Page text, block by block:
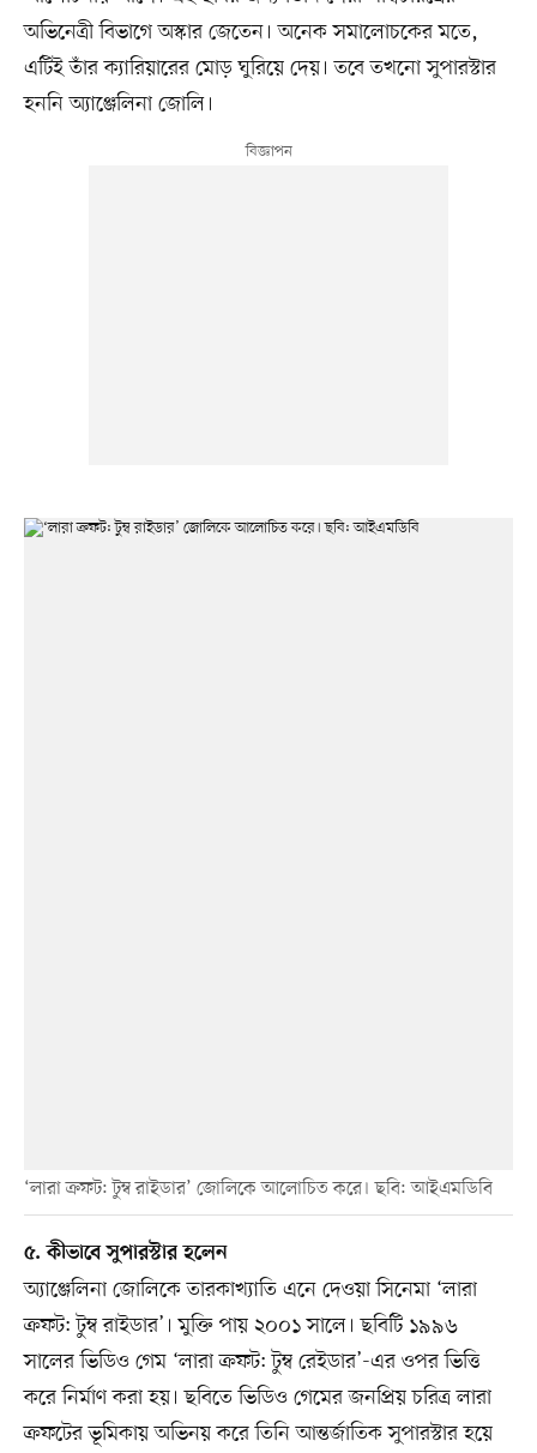
অভিনেত্রী বিভাগে অস্কার জেতেন। অনেক সমালোচকের মতে,
এটিই তাঁর ক্যারিয়ারের মোড় ঘুরিয়ে দেয়। তবে তখনো সুপারস্টার
হননি অ্যাঞ্জেলিনা জোলি।
‘লারা ক্রফট: টুম্ব রাইডার’ জোলিকে আলোচিত করে। ছবি: আইএমডিবি
৫. কীভাবে সুপারস্টার হলেন
অ্যাঞ্জেলিনা জোলিকে তারকাখ্যাতি এনে দেওয়া সিনেমা ‘লারা
ক্রফট: টুম্ব রাইডার’। মুক্তি পায় ২০০১ সালে। ছবিটি ১৯৯৬
সালের ভিডিও গেম ‘লারা ক্রফট: টুম্ব রেইডার’-এর ওপর ভিত্তি
করে নির্মাণ করা হয়। ছবিতে ভিডিও গেমের জনপ্রিয় চরিত্র লারা
ক্রফটের ভূমিকায় অভিনয় করে তিনি আন্তর্জাতিক সুপারস্টার হয়ে